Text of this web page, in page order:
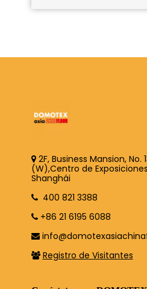
2F, Business Mansion, No.
(W),Centro de
Shanghái
400 821 3388
+86 21 6195 6088
Registro de Visitantes